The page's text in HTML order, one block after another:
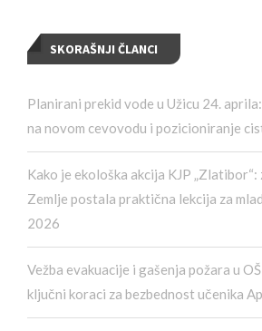
SKORAŠNJI ČLANCI
Planirani prekid vode u Užicu 24.
na novom cevovodu i pozicioniranje
Kako je ekološka akcija KJP
Zemlje postala praktična lekcija za
2026
Vežba evakuacije i gašenja požara u
ključni koraci za bezbednost učenika